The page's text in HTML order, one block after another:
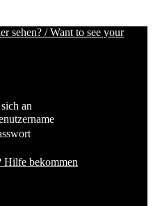
sehen? / Want to see your
an
Hilfe bekommen